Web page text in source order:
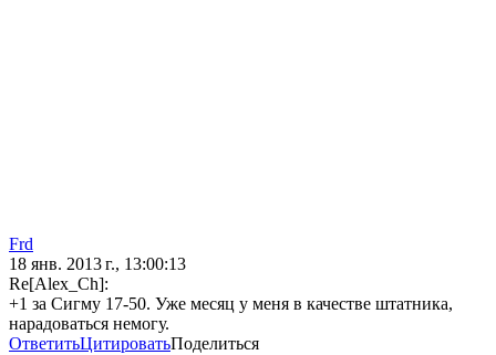
Frd
18 янв. 2013 г., 13:00:13
Re[Alex_Ch]:
+1 за Сигму 17-50. Уже месяц у меня в качестве штатника,
нарадоваться немогу.
ОтветитьЦитироватьПоделиться